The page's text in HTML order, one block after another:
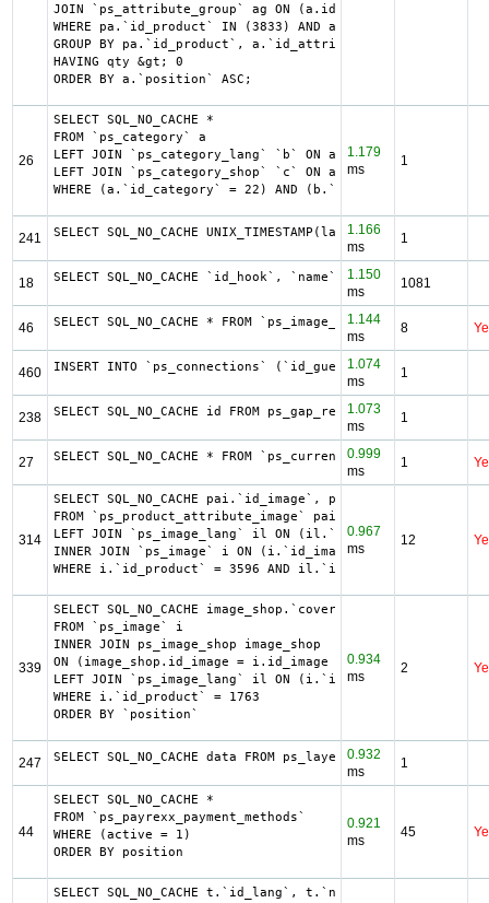
JOIN `ps_attribute_group` ag ON (a.id_attribute_group =
WHERE pa.`id_product` IN (3833) AND ag.`is_color_group`
GROUP BY pa.`id_product`, a.`id_attribute`, `group_by`
HAVING qty &gt; 0
ORDER BY a.`position` ASC;
26
SELECT SQL_NO_CACHE *
FROM `ps_category` a
LEFT JOIN `ps_category_lang` `b` ON a.`id_category` =
LEFT JOIN `ps_category_shop` `c` ON a.`id_category` =
WHERE (a.`id_category` = 22) AND (b.`id_shop` = 1) LIMIT
1.179
ms
1
241 SELECT SQL_NO_CACHE UNIX_TIMESTAMP(last_flush) as
1.166
ms
1
18 SELECT SQL_NO_CACHE `id_hook`, `name` FROM `ps_hook`
1.150
ms
1081
46 SELECT SQL_NO_CACHE * FROM `ps_image_type` WHERE 1
1.144
ms
8
460 INSERT INTO `ps_connections` (`id_guest`,
1.074
ms
1
238 SELECT SQL_NO_CACHE id FROM ps_gap_refund WHERE sent
1.073
ms
1
27 SELECT SQL_NO_CACHE * FROM `ps_currency` c ORDER BY
0.999
ms
1
314
SELECT SQL_NO_CACHE pai.`id_image`,
FROM `ps_product_attribute_image` pai
LEFT JOIN `ps_image_lang` il ON (il.`id_image` =
INNER JOIN `ps_image` i ON (i.`id_image` =
WHERE i.`id_product` = 3596 AND il.`id_lang` = 2
0.967
ms
12
339
SELECT SQL_NO_CACHE image_shop.`cover`,
FROM `ps_image` i
INNER JOIN ps_image_shop image_shop
ON (image_shop.id_image = i.id_image AND
LEFT JOIN `ps_image_lang` il ON (i.`id_image` =
WHERE i.`id_product` = 1763
ORDER BY `position`
0.934
ms
2
247 SELECT SQL_NO_CACHE data FROM ps_layered_filter_block
0.932
ms
1
44
SELECT SQL_NO_CACHE *
FROM `ps_payrexx_payment_methods`
WHERE (active = 1)
ORDER BY position
0.921
ms
45
SELECT SQL_NO_CACHE t.`id_lang`, t.`name`